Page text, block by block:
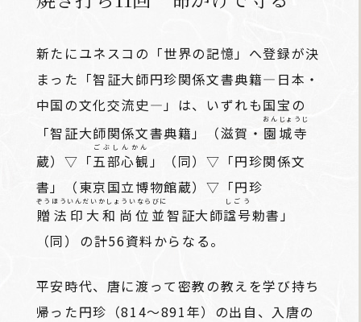
新たにユネスコの「世界の記憶」へ登録が決
まった「智証大師円珍関係文書典籍―日本・
中国の文化交流史―」は、いずれも国宝の
「智証大師関係文書典籍」（滋賀・ 園城寺
おんじょうじ
蔵）▽「五部心観
ごぶしんかん
」（同）▽「円珍関係文
書」（東京国立博物館蔵）▽「円珍
贈法印大和尚位並
ぞうほういんだいかしょういならびに
智証大師諡号
しごう
勅書」
（同）――の計56資料からなる。
平安時代、唐に渡って密教の教えを学び持ち
帰った円珍（814～891年）の出自、入唐の